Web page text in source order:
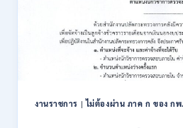
สอบ
แข่งขัน
เพื่อ
บรรจุ
เป็น
44
งานราชการ |ไม่ต้องผ่าน ภาค ก ของ กพ.